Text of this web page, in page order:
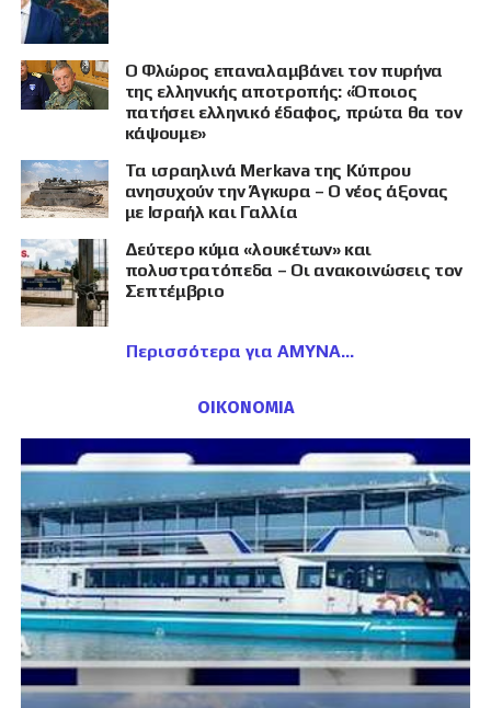
Ο Φλώρος επαναλαμβάνει τον πυρήνα
της ελληνικής αποτροπής: «Όποιος
πατήσει ελληνικό έδαφος, πρώτα θα τον
κάψουμε»
Τα ισραηλινά Merkava της Κύπρου
ανησυχούν την Άγκυρα – Ο νέος άξονας
με Ισραήλ και Γαλλία
Δεύτερο κύμα «λουκέτων» και
πολυστρατόπεδα – Οι ανακοινώσεις τον
Σεπτέμβριο
Περισσότερα για ΑΜΥΝΑ
ΟΙΚΟΝΟΜΙΑ